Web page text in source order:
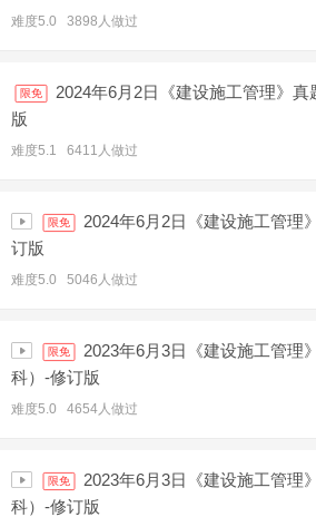
难度5.0 3898人做过
限免
版
难度5.1 6411人做过
限免
订版
难度5.0 5046人做过
限免
科）-修订版
难度5.0 4654人做过
限免
科）-修订版